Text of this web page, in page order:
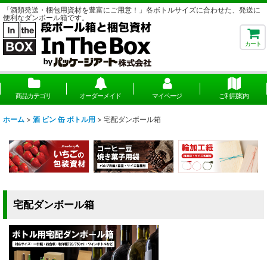
「酒類発送・梱包用資材を豊富にご用意！」各ボトルサイズに合わせた、発送に
便利なダンボール箱です。
カート
商品カテゴリ オーダーメイド マイページ ご利用案内
ホーム > 酒 ビン 缶 ボトル用 > 宅配ダンボール箱
宅配ダンボール箱